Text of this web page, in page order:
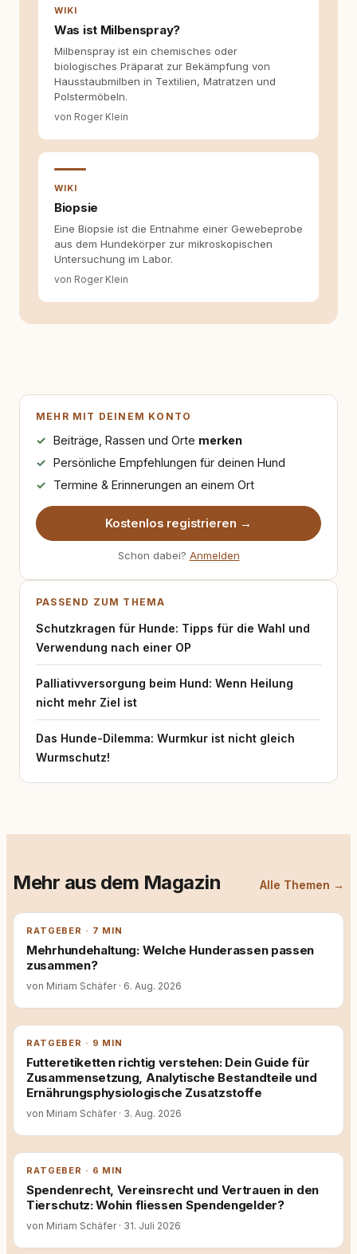
WIKI
Was ist Milbenspray?
Milbenspray ist ein chemisches oder
biologisches Präparat zur Bekämpfung von
Hausstaubmilben in Textilien, Matratzen und
Polstermöbeln.
von Roger Klein
WIKI
Biopsie
Eine Biopsie ist die Entnahme einer Gewebeprobe
aus dem Hundekörper zur mikroskopischen
Untersuchung im Labor.
von Roger Klein
MEHR MIT DEINEM KONTO
Beiträge, Rassen und Orte merken
Persönliche Empfehlungen für deinen Hund
Termine & Erinnerungen an einem Ort
Kostenlos registrieren →
Schon dabei? Anmelden
PASSEND ZUM THEMA
Schutzkragen für Hunde: Tipps für die Wahl und
Verwendung nach einer OP
Palliativversorgung beim Hund: Wenn Heilung
nicht mehr Ziel ist
Das Hunde-Dilemma: Wurmkur ist nicht gleich
Wurmschutz!
Mehr aus dem Magazin Alle Themen →
RATGEBER · 7 MIN
Mehrhundehaltung: Welche Hunderassen passen
zusammen?
von Miriam Schäfer · 6. Aug. 2026
RATGEBER · 9 MIN
Futteretiketten richtig verstehen: Dein Guide für
Zusammensetzung, Analytische Bestandteile und
Ernährungsphysiologische Zusatzstoffe
von Miriam Schäfer · 3. Aug. 2026
RATGEBER · 6 MIN
Spendenrecht, Vereinsrecht und Vertrauen in den
Tierschutz: Wohin fliessen Spendengelder?
von Miriam Schäfer · 31. Juli 2026